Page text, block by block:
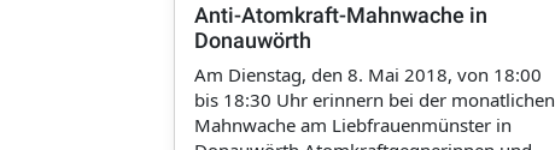
Anti-Atomkraft-Mahnwache in
Donauwörth
Am Dienstag, den 8. Mai 2018, von 18:00
bis 18:30 Uhr erinnern bei der monatlichen
Mahnwache am Liebfrauenmünster in